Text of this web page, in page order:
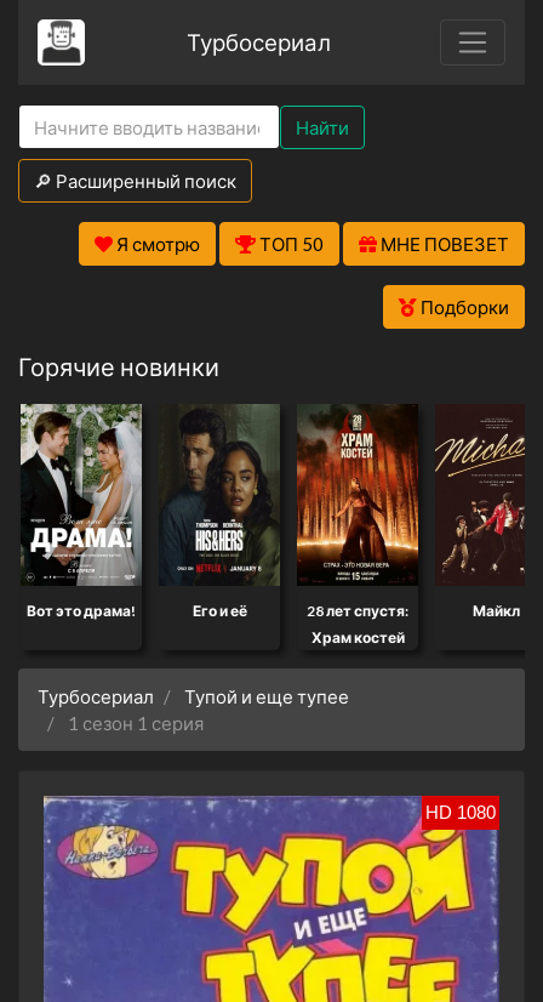
Турбосериал
Найти
🔎 Расширенный поиск
Я смотрю ТОП 50 МНЕ ПОВЕЗЕТ
Подборки
Горячие новинки
Вот это драма! Его и её
28 лет спустя:
Храм костей
Майкл
Турбосериал
Тупой и еще тупее
1 сезон 1 серия
HD 1080